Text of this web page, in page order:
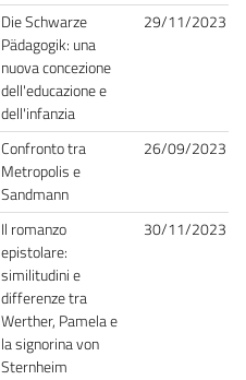
Die Schwarze
Pädagogik: una
nuova concezione
dell'educazione e
dell'infanzia
29/11/2023
Confronto tra
Metropolis e
Sandmann
26/09/2023
Il romanzo
epistolare:
similitudini e
differenze tra
Werther, Pamela e
la signorina von
Sternheim
30/11/2023